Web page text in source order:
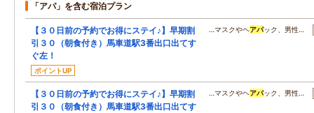
「アパ」を含む宿泊プラン
【３０日前の予約でお得にステイ♪】早期割
引３０（朝食付き）馬車道駅3番出口出てす
ぐ左！
ポイントUP
…マスクやヘアパック、男性…
【３０日前の予約でお得にステイ♪】早期割
引３０（朝食付き）馬車道駅3番出口出てす
…マスクやヘアパック、男性…